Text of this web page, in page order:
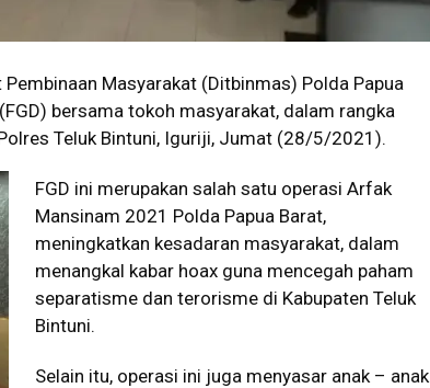
Masyarakat (Ditbinmas) Polda Papua
bersama tokoh masyarakat, dalam rangka
Teluk Bintuni, Iguriji, Jumat (28/5/2021).
FGD ini merupakan salah satu operasi Arfak
Mansinam 2021 Polda Papua Barat,
meningkatkan kesadaran masyarakat, dalam
menangkal kabar hoax guna mencegah paham
separatisme dan terorisme di Kabupaten Teluk
Bintuni.
Selain itu, operasi ini juga menyasar anak – anak